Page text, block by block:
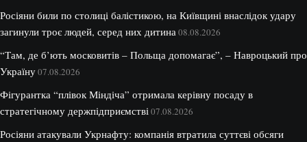
Росіяни били по столиці балістикою, на Київщині внаслідок удару
загинули троє людей, серед них дитина 08.08.2026
“Там, де б’ють московитів – Польща допомагає”, – Навроцький про
Україну07.08.2026
Фігурантка “плівок Міндіча” отримала керівну посаду в
стратегічному держпідприємстві 07.08.2026
Росіяни атакували Укрнафту: компанія втратила суттєві обсяги